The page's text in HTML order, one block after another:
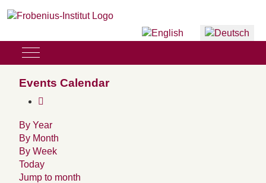
Sprache auswählen
Mobile Menu Toggle
Events Calendar
By Year
By Month
By Week
Today
Jump to month